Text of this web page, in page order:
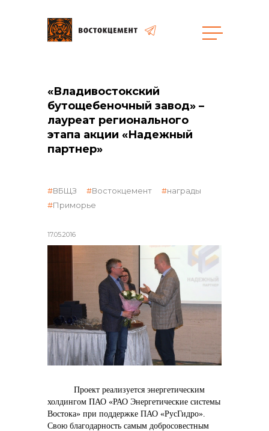
Объекты
общая информация
контакты отдела закупок
Контакты
+7 (423) 234 50 50
«Владивостокский
бутощебеночный завод» –
лауреат регионального
этапа акции «Надежный
партнер»
17.05.2016
ВБЩЗ Востокцемент
награды
Приморье
Проект реализуется энергетическим
холдингом ПАО «РАО Энергетические системы
Востока» при поддержке ПАО «РусГидро».
Свою благодарность самым добросовестным